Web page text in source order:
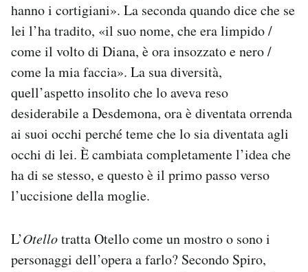
hanno i cortigiani». La seconda quando dice che se
lei l’ha tradito, «il suo nome, che era limpido /
come il volto di Diana, è ora insozzato e nero /
come la mia faccia». La sua diversità,
quell’aspetto insolito che lo aveva reso
desiderabile a Desdemona, ora è diventata orrenda
ai suoi occhi perché teme che lo sia diventata agli
occhi di lei. È cambiata completamente l’idea che
ha di se stesso, e questo è il primo passo verso
l’uccisione della moglie.
L’Otellotratta Otello come un mostro o sono i
personaggi dell’opera a farlo? Secondo Spiro,